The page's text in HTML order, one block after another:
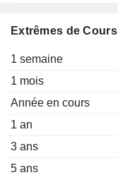
Extrêmes de Cours
1 semaine
1 mois
Année en cours
1 an
3 ans
5 ans